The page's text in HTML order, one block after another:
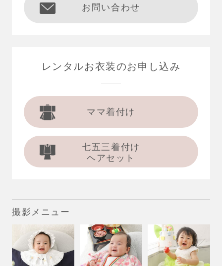
お問い合わせ
レンタルお衣装のお申し込み
ママ着付け
七五三着付け
ヘアセット
撮影メニュー